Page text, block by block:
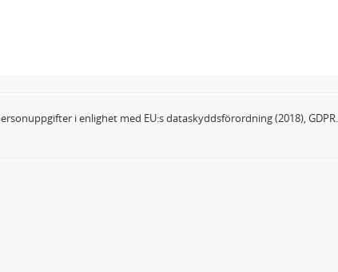
i enlighet med EU:s dataskyddsförordning (2018), GDPR.